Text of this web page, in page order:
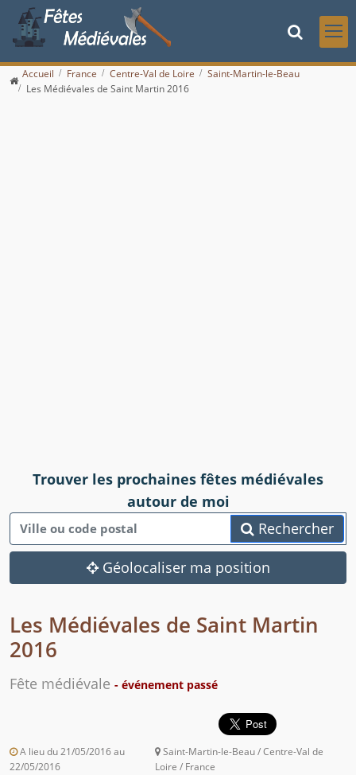
Accueil France Centre-Val de Loire
Saint-Martin-le-Beau
Les Médiévales de Saint Martin 2016
Trouver les prochaines fêtes médiévales
autour de moi
Rechercher
Géolocaliser ma position
Les Médiévales de Saint Martin
2016
Fête médiévale - événement passé
A lieu du 21/05/2016 au
22/05/2016
Saint-Martin-le-Beau / Centre-Val de
Loire / France